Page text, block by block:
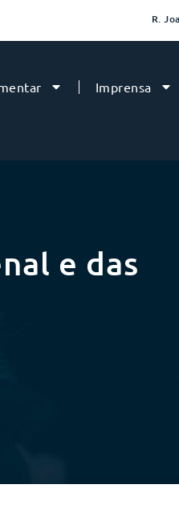
R.
Imprensa
e das